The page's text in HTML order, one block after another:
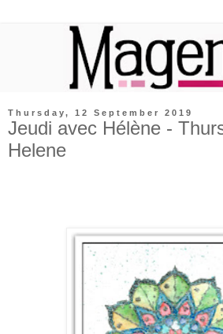
Thursday, 12 September 2019
Jeudi avec Hélène -
Helene